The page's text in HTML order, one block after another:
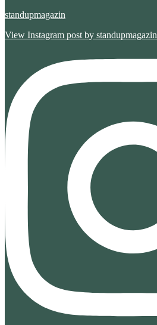
standupmagazin
View Instagram post by standupmagazin